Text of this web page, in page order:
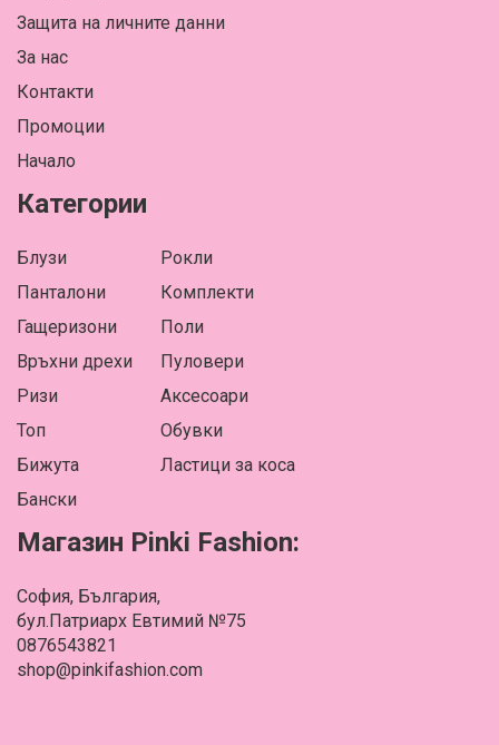
Защита на личните данни
За нас
Контакти
Промоции
Начало
Категории
Блузи
Панталони
Гащеризони
Връхни дрехи
Ризи
Топ
Бижута
Бански
Рокли
Комплекти
Поли
Пуловери
Аксесоари
Обувки
Ластици за коса
Магазин Pinki Fashion:
София, България,
бул.Патриарх Евтимий №75
0876543821
shop@pinkifashion.com